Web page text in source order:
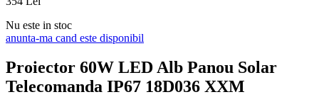
Nu este in stoc
anunta-ma cand este disponibil
Proiector 60W LED Alb Panou Solar
Telecomanda IP67 18D036 XXM